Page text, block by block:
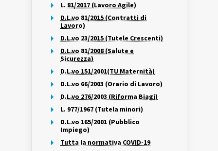
L. 81/2017 (Lavoro Agile)
D.L.vo 81/2015 (Contratti di
Lavoro)
D.L.vo 23/2015 (Tutele Crescenti)
D.L.vo 81/2008 (Salute e
Sicurezza)
D.L.vo 151/2001(TU Maternità)
D.L.vo 66/2003 (Orario di Lavoro)
D.L.vo 276/2003 (Riforma Biagi)
L. 977/1967 (Tutela minori)
D.L.vo 165/2001 (Pubblico
Impiego)
Tutta la normativa COVID-19